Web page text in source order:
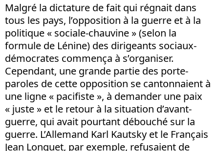
Malgré la dictature de fait qui régnait dans
tous les pays, l’opposition à la guerre et à la
politique « sociale-chauvine » (selon la
formule de Lénine) des dirigeants sociaux-
démocrates commença à s’organiser.
Cependant, une grande partie des porte-
paroles de cette opposition se cantonnaient à
une ligne « pacifiste », à demander une paix
« juste » et le retour à la situation d’avant-
guerre, qui avait pourtant débouché sur la
guerre. L’Allemand Karl Kautsky et le Français
Jean Longuet, par exemple, refusaient de